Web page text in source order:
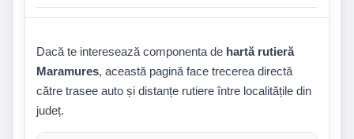
Dacă te interesează componenta de hartă rutieră
Maramures, această pagină face trecerea directă
către trasee auto și distanțe rutiere între localitățile din
județ.